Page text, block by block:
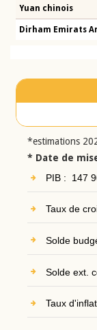
Yuan chinois
Dirham Emirats
*estimations
* Date de
PIB : 147
Taux de
Solde
Solde ext.
Taux